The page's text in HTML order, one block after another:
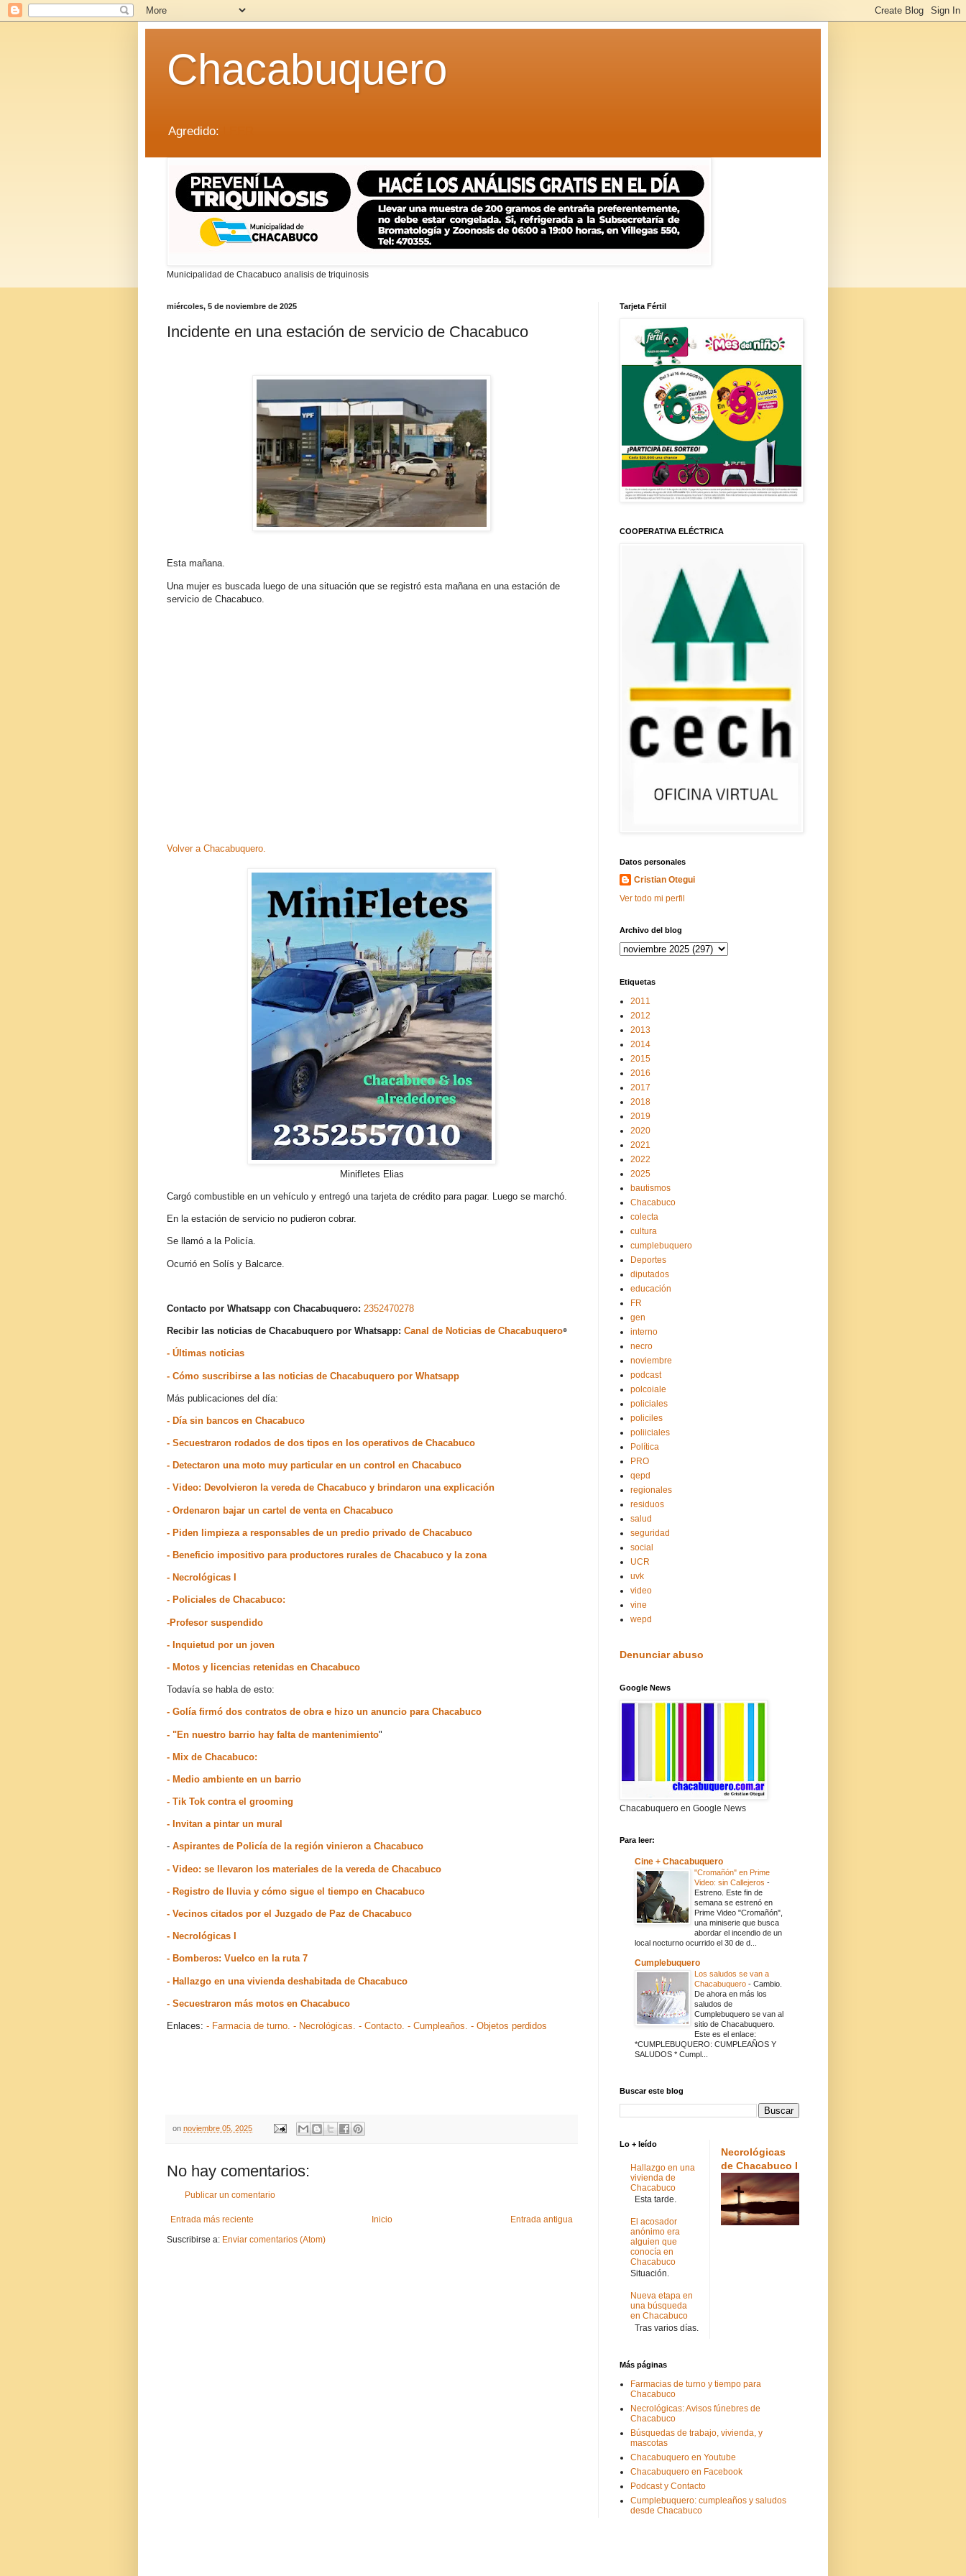
Chacabuquero
Agredido:
Municipalidad de Chacabuco analisis de triquinosis
miércoles, 5 de noviembre de 2025
Incidente en una estación de servicio de Chacabuco
Esta mañana.
Una mujer es buscada luego de una situación que se registró esta mañana en una estación de
servicio de Chacabuco.
Volver a Chacabuquero.
Minifletes Elias
Cargó combustible en un vehículo y entregó una tarjeta de crédito para pagar. Luego se marchó.
En la estación de servicio no pudieron cobrar.
Se llamó a la Policía.
Ocurrió en Solís y Balcarce.
Contacto por Whatsapp con Chacabuquero: 2352470278
Recibir las noticias de Chacabuquero por Whatsapp: Canal de Noticias de Chacabuquero⁸
- Últimas noticias
- Cómo suscribirse a las noticias de Chacabuquero por Whatsapp
Más publicaciones del día:
- Día sin bancos en Chacabuco
- Secuestraron rodados de dos tipos en los operativos de Chacabuco
- Detectaron una moto muy particular en un control en Chacabuco
- Video: Devolvieron la vereda de Chacabuco y brindaron una explicación
- Ordenaron bajar un cartel de venta en Chacabuco
- Piden limpieza a responsables de un predio privado de Chacabuco
- Beneficio impositivo para productores rurales de Chacabuco y la zona
- Necrológicas I
- Policiales de Chacabuco:
-Profesor suspendido
- Inquietud por un joven
- Motos y licencias retenidas en Chacabuco
Todavía se habla de esto:
- Golía firmó dos contratos de obra e hizo un anuncio para Chacabuco
- "En nuestro barrio hay falta de mantenimiento"
- Mix de Chacabuco:
- Medio ambiente en un barrio
- Tik Tok contra el grooming
- Invitan a pintar un mural
- Aspirantes de Policía de la región vinieron a Chacabuco
- Video: se llevaron los materiales de la vereda de Chacabuco
- Registro de lluvia y cómo sigue el tiempo en Chacabuco
- Vecinos citados por el Juzgado de Paz de Chacabuco
- Necrológicas I
- Bomberos: Vuelco en la ruta 7
- Hallazgo en una vivienda deshabitada de Chacabuco
- Secuestraron más motos en Chacabuco
Enlaces: - Farmacia de turno. - Necrológicas. - Contacto. - Cumpleaños. - Objetos perdidos
on noviembre 05, 2025
No hay comentarios:
Publicar un comentario
Entrada más reciente Entrada antigua
Inicio
Suscribirse a: Enviar comentarios (Atom)
Tarjeta Fértil
COOPERATIVA ELÉCTRICA
Datos personales
Cristian Otegui
Ver todo mi perfil
Archivo del blog
Etiquetas
2011
2012
2013
2014
2015
2016
2017
2018
2019
2020
2021
2022
2025
bautismos
Chacabuco
colecta
cultura
cumplebuquero
Deportes
diputados
educación
FR
gen
interno
necro
noviembre
podcast
polcoiale
policiales
policiles
poliiciales
Política
PRO
qepd
regionales
residuos
salud
seguridad
social
UCR
uvk
video
vine
wepd
Denunciar abuso
Google News
Chacabuquero en Google News
Para leer:
Cine + Chacabuquero
"Cromañón" en Prime
Video: sin Callejeros -
Estreno. Este fin de
semana se estrenó en
Prime Video "Cromañón",
una miniserie que busca
abordar el incendio de un
local nocturno ocurrido el 30 de d...
Cumplebuquero
Los saludos se van a
Chacabuquero - Cambio.
De ahora en más los
saludos de
Cumplebuquero se van al
sitio de Chacabuquero.
Este es el enlace:
*CUMPLEBUQUERO: CUMPLEAÑOS Y
SALUDOS * Cumpl...
Buscar este blog
Lo + leído
Hallazgo en una
vivienda de
Chacabuco
Esta tarde.
El acosador
anónimo era
alguien que
conocía en
Chacabuco
Situación.
Nueva etapa en
una búsqueda
en Chacabuco
Tras varios días.
Necrológicas
de Chacabuco I
Más páginas
Farmacias de turno y tiempo para
Chacabuco
Necrológicas: Avisos fúnebres de
Chacabuco
Búsquedas de trabajo, vivienda, y
mascotas
Chacabuquero en Youtube
Chacabuquero en Facebook
Podcast y Contacto
Cumplebuquero: cumpleaños y saludos
desde Chacabuco